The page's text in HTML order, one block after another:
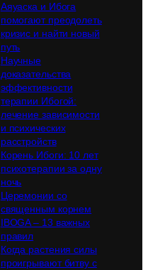
Аяуаска и Ибога
помогают преодолеть
кризис и найти новый
путь
Научные
доказательства
эффективности
терапии Ибогой:
лечение зависимости
и психических
расстройств
Корень Ибоги: 10 лет
психотерапии за одну
ночь
Церемонии со
священным корнем
IBOGA – 13 важных
правил
Когда растения силы
проигрывают битву с